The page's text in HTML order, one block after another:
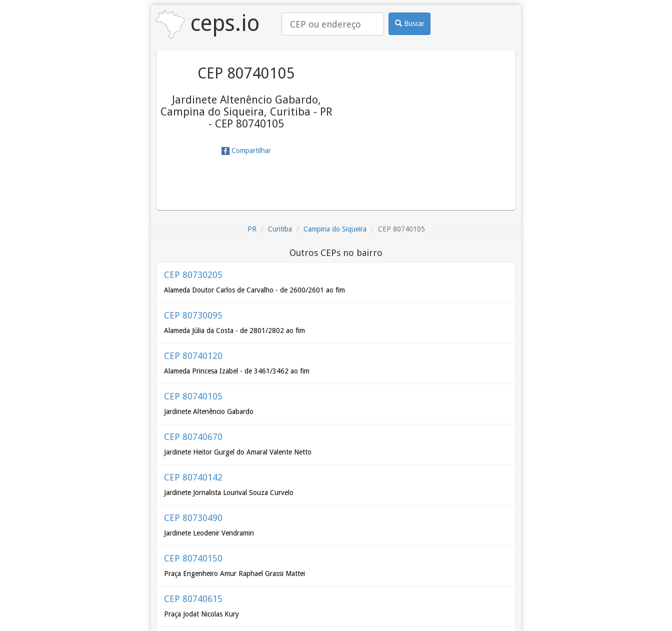
ceps.io Buscar
CEP 80740105
Jardinete Altenêncio Gabardo,
Campina do Siqueira, Curitiba - PR
- CEP 80740105
Compartilhar
PR Curitiba Campina do Siqueira CEP 80740105
Outros CEPs no bairro
CEP 80730205
Alameda Doutor Carlos de Carvalho - de 2600/2601 ao fim
CEP 80730095
Alameda Júlia da Costa - de 2801/2802 ao fim
CEP 80740120
Alameda Princesa Izabel - de 3461/3462 ao fim
CEP 80740105
Jardinete Altenêncio Gabardo
CEP 80740670
Jardinete Heitor Gurgel do Amaral Valente Netto
CEP 80740142
Jardinete Jornalista Lourival Souza Curvelo
CEP 80730490
Jardinete Leodenir Vendramin
CEP 80740150
Praça Engenheiro Amur Raphael Grassi Mattei
CEP 80740615
Praça Jodat Nicolas Kury